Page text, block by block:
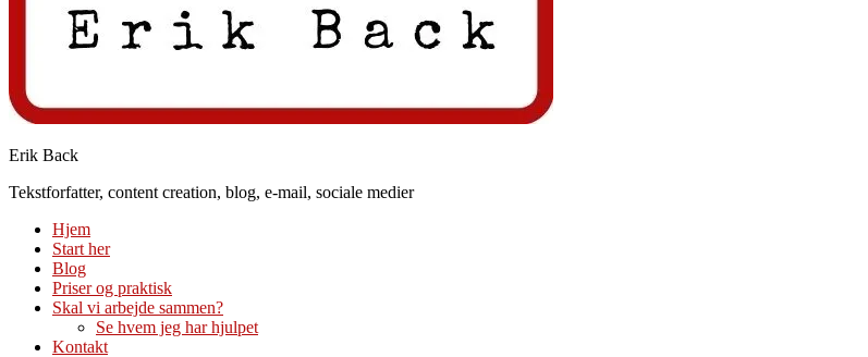
Erik Back
Tekstforfatter, content creation, blog, e-mail, sociale medier
Hjem
Start her
Blog
Priser og praktisk
Skal vi arbejde sammen?
Se hvem jeg har hjulpet
Kontakt